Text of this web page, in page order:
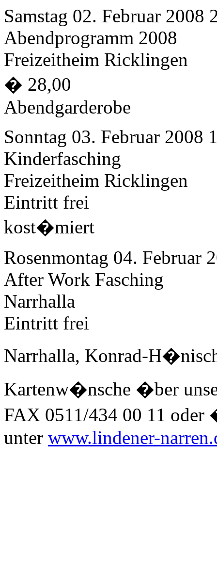
Samstag 02. Februar 2008
Abendprogramm 2008
Freizeitheim Ricklingen
� 28,00
Abendgarderobe
Sonntag 03. Februar 2008
Kinderfasching
Freizeitheim Ricklingen
Eintritt frei
kost�miert
Rosenmontag 04. Februar
After Work Fasching
Narrhalla
Eintritt frei
Narrhalla, Konrad-
Kartenw�nsche �ber
FAX 0511/434 00 11 oder
unter www.lindener-